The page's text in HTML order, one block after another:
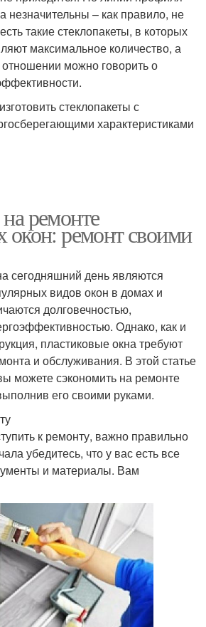
незначительны – как правило, не
такие стеклопакеты, в которых
максимальное количество, а
можно говорить о
стеклопакеты с
характеристиками
ремонте
окон: ремонт своими
сегодняшний день являются
видов окон в домах и
долговечностью,
Однако, как и
пластиковые окна требуют
и обслуживания. В этой статье
можете сэкономить на ремонте
его своими руками.
к ремонту, важно правильно
убедитесь, что у вас есть все
и материалы. Вам